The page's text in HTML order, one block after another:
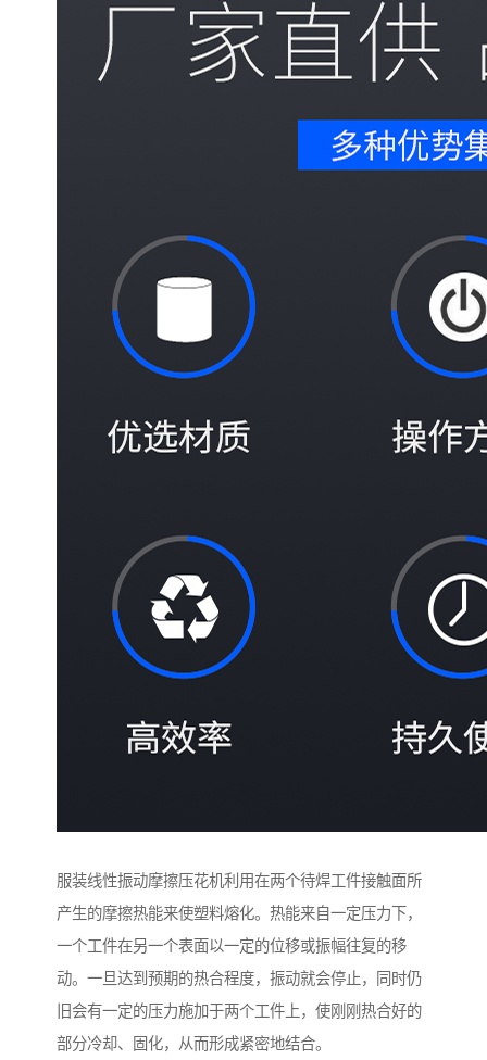
服装线性振动摩擦压花机利用在两个待焊工件接触面所
产生的摩擦热能来使塑料熔化。热能来自一定压力下，
一个工件在另一个表面以一定的位移或振幅往复的移
动。一旦达到预期的热合程度，振动就会停止，同时仍
旧会有一定的压力施加于两个工件上，使刚刚热合好的
部分冷却、固化，从而形成紧密地结合。